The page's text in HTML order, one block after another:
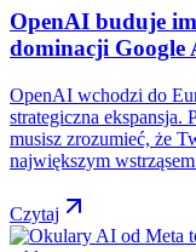
OpenAI buduje
dominacji Google
OpenAI wchodzi do
strategiczna ekspansja.
musisz zrozumieć, że
największym
Czytaj